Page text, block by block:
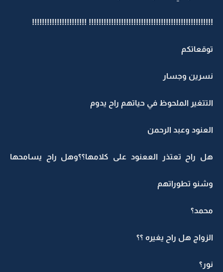
!!!!!!!!!!!!!!!!!!!!!!!!!!!!!!!!!!!!!!!!!!!!!!!!!! !!!!!!!!!!!!!!!!!!!!!!
توقعاتكم
نسرين وجسار
التتغير الملحوظ في حياتهم راح يدوم
العنود وعبد الرحمن
هل راح تعتذر الععنود على كلامها؟؟وهل راح يسامحها
وشنو تطوراتهم
محمد؟
الزواج هل راح يغيره ؟؟
نور؟